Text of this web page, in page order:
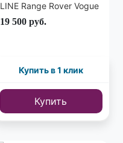
LINE Range Rover Vogue
L322 2002-2005
19 500 руб.
Купить в 1 клик
Купить